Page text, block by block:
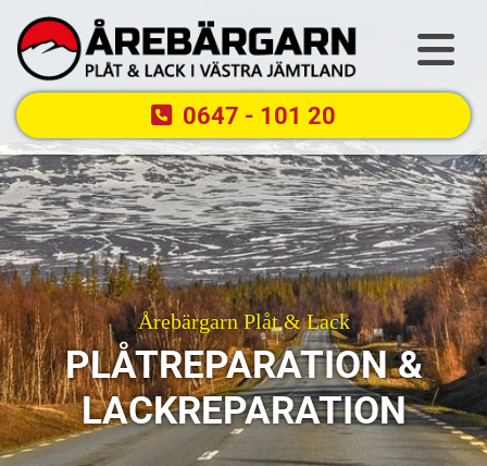
0647 - 101 20
Årebärgarn Plåt & Lack
PLÅTREPARATION &
LACKREPARATION